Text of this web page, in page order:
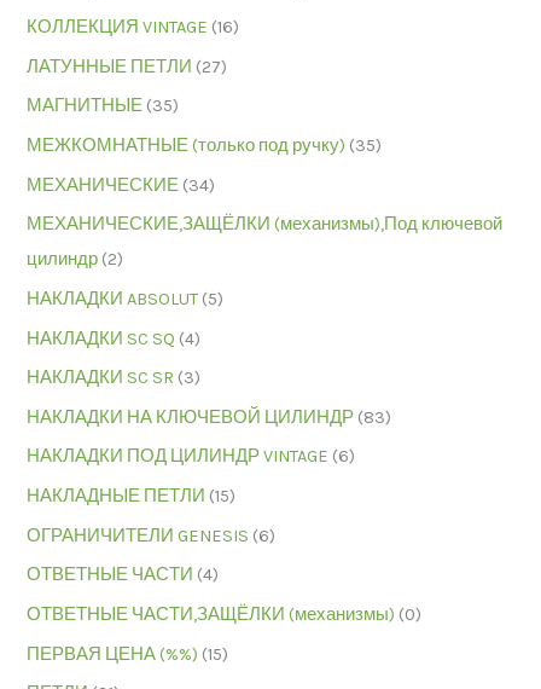
КОЛЛЕКЦИЯ VINTAGE (16)
ЛАТУННЫЕ ПЕТЛИ (27)
МАГНИТНЫЕ (35)
МЕЖКОМНАТНЫЕ (только под ручку) (35)
МЕХАНИЧЕСКИЕ (34)
МЕХАНИЧЕСКИЕ,ЗАЩЁЛКИ (механизмы),Под ключевой
цилиндр (2)
НАКЛАДКИ ABSOLUT (5)
НАКЛАДКИ SC SQ (4)
НАКЛАДКИ SC SR (3)
НАКЛАДКИ НА КЛЮЧЕВОЙ ЦИЛИНДР (83)
НАКЛАДКИ ПОД ЦИЛИНДР VINTAGE (6)
НАКЛАДНЫЕ ПЕТЛИ (15)
ОГРАНИЧИТЕЛИ GENESIS (6)
ОТВЕТНЫЕ ЧАСТИ (4)
ОТВЕТНЫЕ ЧАСТИ,ЗАЩЁЛКИ (механизмы) (0)
ПЕРВАЯ ЦЕНА (%%) (15)